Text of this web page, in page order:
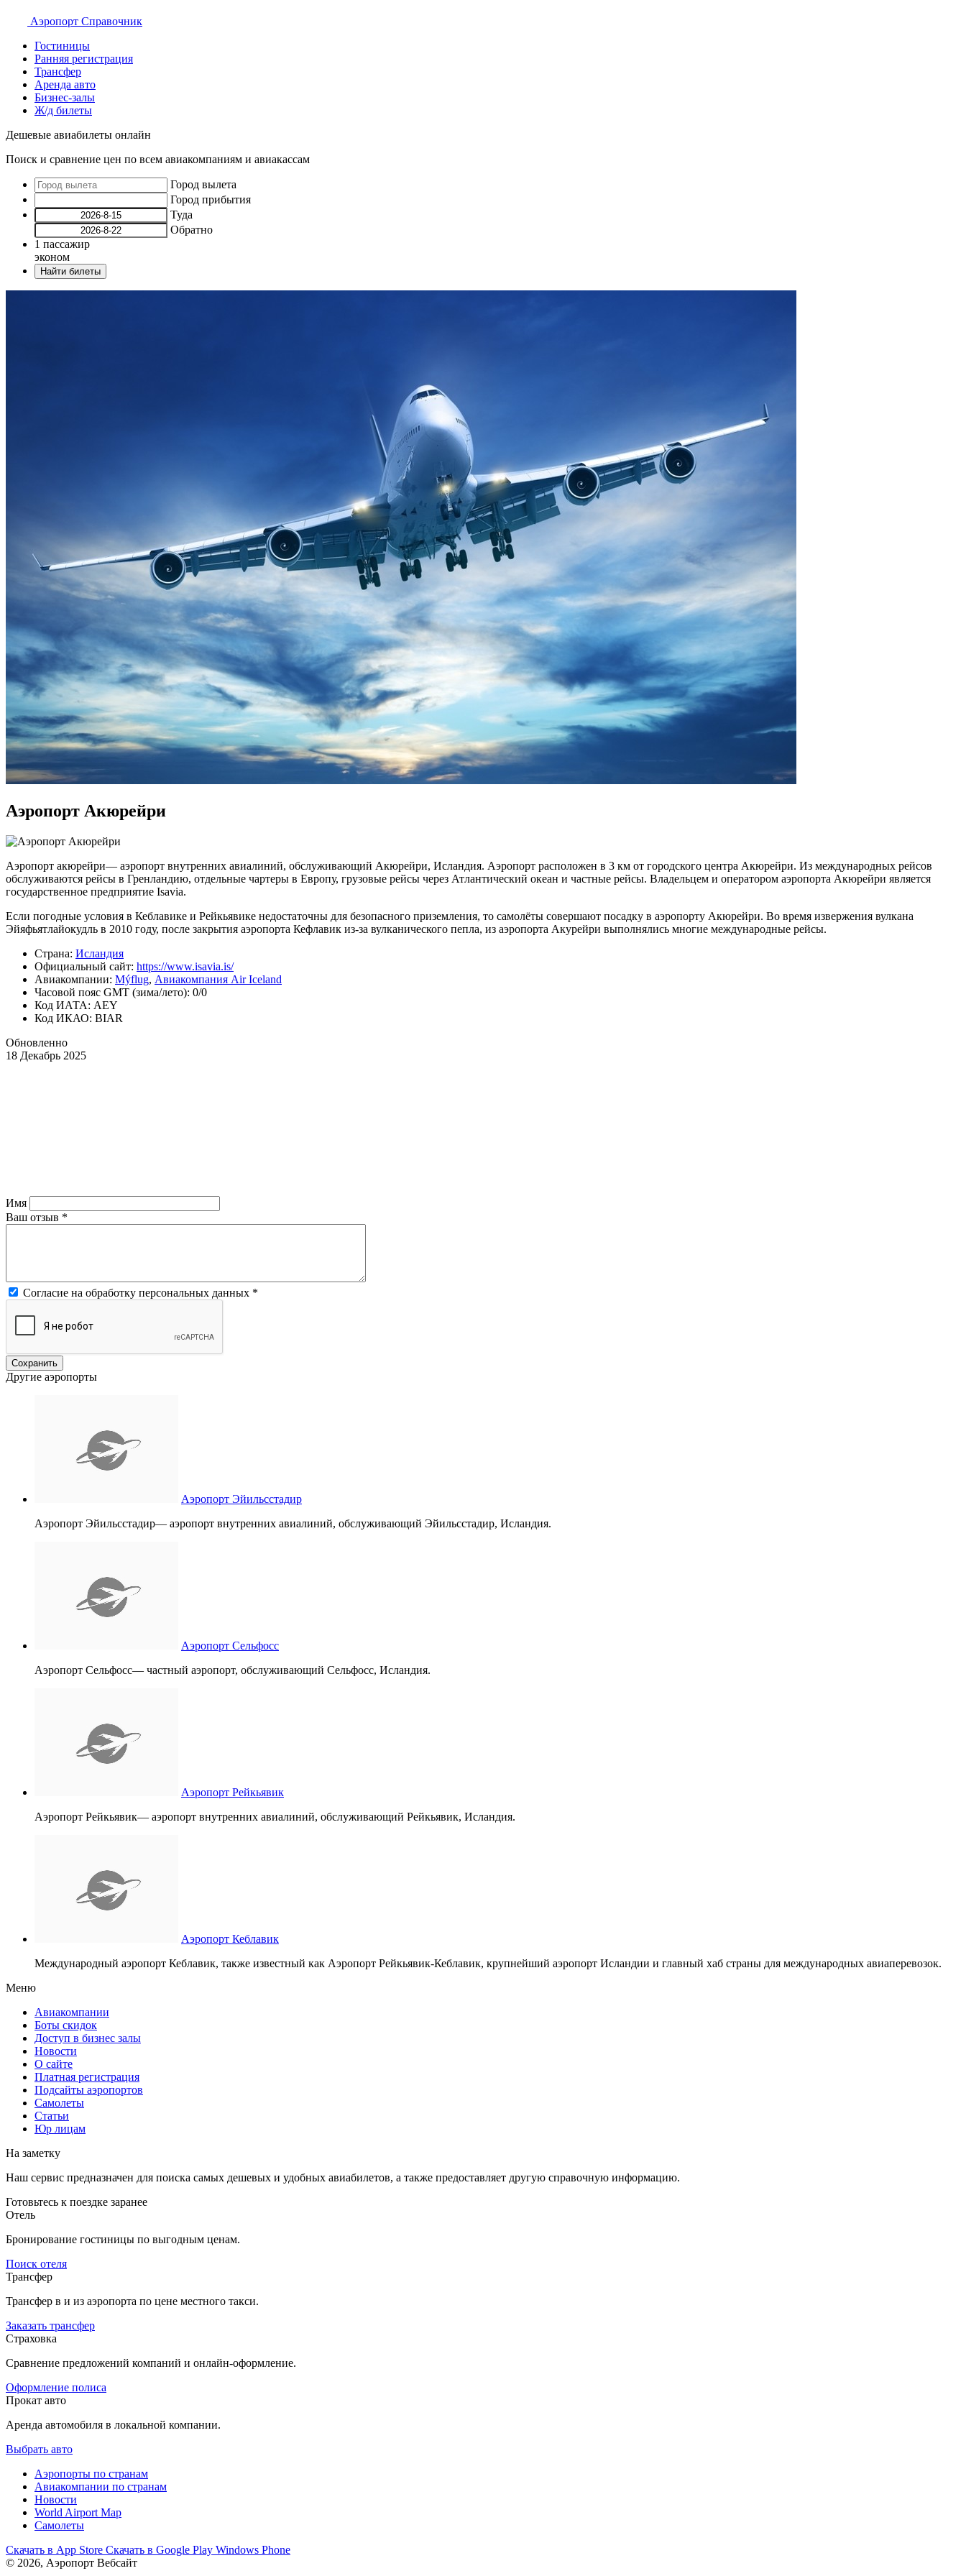
Аэропорт Справочник
Гостиницы
Ранняя регистрация
Трансфер
Аренда авто
Бизнес-залы
Ж/д билеты
Дешевые авиабилеты онлайн
Поиск и сравнение цен по всем авиакомпаниям и авиакассам
Город вылета
Город прибытия
Туда
Обратно
1 пассажир
эконом
Найти билеты
Аэропорт Акюрейри
Аэропорт акюрейри— аэропорт внутренних авиалиний, обслуживающий Акюрейри, Исландия. Аэропорт расположен в 3 км от городского центра Акюрейри. Из международных рейсов
обслуживаются рейсы в Гренландию, отдельные чартеры в Европу, грузовые рейсы через Атлантический океан и частные рейсы. Владельцем и оператором аэропорта Акюрейри является
государственное предприятие Isavia.
Если погодные условия в Кеблавике и Рейкьявике недостаточны для безопасного приземления, то самолёты совершают посадку в аэропорту Акюрейри. Во время извержения вулкана
Эйяфьятлайокудль в 2010 году, после закрытия аэропорта Кефлавик из-за вулканического пепла, из аэропорта Акурейри выполнялись многие международные рейсы.
Страна: Исландия
Официальный cайт: https://www.isavia.is/
Авиакомпании: Mýflug, Авиакомпания Air Iceland
Часовой пояс GMT (зима/лето): 0/0
Код ИАТА: AEY
Код ИКАО: BIAR
Обновленно
18 Декабрь 2025
Имя
Ваш отзыв *
Согласие на обработку персональных данных *
Другие аэропорты
Аэропорт Эйильсстадир
Аэропорт Эйильсстадир— аэропорт внутренних авиалиний, обслуживающий Эйильсстадир, Исландия.
Аэропорт Сельфосс
Аэропорт Сельфосс— частный аэропорт, обслуживающий Сельфосс, Исландия.
Аэропорт Рейкьявик
Аэропорт Рейкьявик— аэропорт внутренних авиалиний, обслуживающий Рейкьявик, Исландия.
Аэропорт Кеблавик
Международный аэропорт Кеблавик, также известный как Аэропорт Рейкьявик-Кеблавик, крупнейший аэропорт Исландии и главный хаб страны для международных авиаперевозок.
Меню
Авиакомпании
Боты скидок
Доступ в бизнес залы
Новости
О сайте
Платная регистрация
Подсайты аэропортов
Самолеты
Статьи
Юр лицам
На заметку
Наш сервис предназначен для поиска самых дешевых и удобных авиабилетов, а также предоставляет другую справочную информацию.
Готовьтесь к поездке заранее
Отель
Бронирование гостиницы по выгодным ценам.
Поиск отеля
Трансфер
Трансфер в и из аэропорта по цене местного такси.
Заказать трансфер
Страховка
Сравнение предложений компаний и онлайн-оформление.
Оформление полиса
Прокат авто
Аренда автомобиля в локальной компании.
Выбрать авто
Аэропорты по странам
Авиакомпании по странам
Новости
World Airport Map
Самолеты
Скачать в App Store Скачать в Google Play Windows Phone
© 2026, Аэропорт Вебсайт